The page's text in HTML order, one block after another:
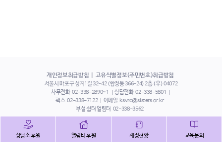
개인정보취급방침 고유식별정보(주민번호)취급방침
서울시 마포구 성지1길 32-42 (합정동 366-24) 2층 (우) 04072
사무전화 02-338-2890~1 상담전화 02-338-5801
팩스 02-338-7122 이메일 ksvrc@sisters.or.kr
부설 쉼터 열림터 02-338-3562
상담소 후원 열림터 후원 재정현황 교육문의